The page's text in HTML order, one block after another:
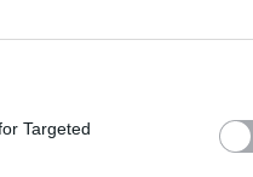
Targeted